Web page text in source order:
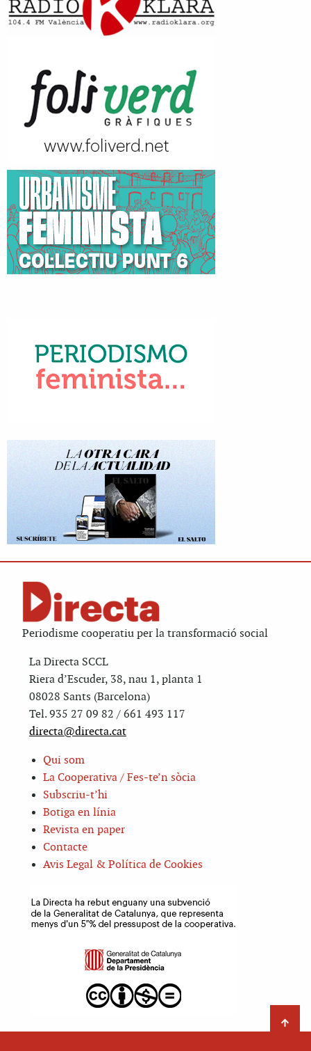
Periodisme cooperatiu per la transformació social
La Directa SCCL
Riera d’Escuder, 38, nau 1, planta 1
08028 Sants (Barcelona)
Tel. 935 27 09 82 / 661 493 117
directa@directa.cat
Qui som
La Cooperativa / Fes-te’n sòcia
Subscriu-t’hi
Botiga en línia
Revista en paper
Contacte
Avis Legal & Política de Cookies